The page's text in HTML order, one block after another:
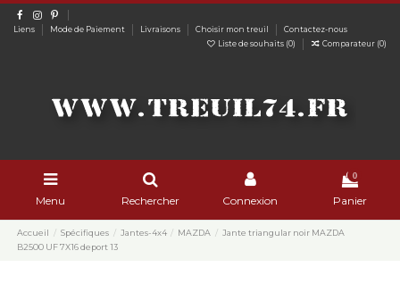
Liens Mode de Paiement Livraisons Choisir mon treuil
Contactez-nous
Liste de souhaits (0) Comparateur (0)
Menu Rechercher Connexion
0
Panier
Accueil Spécifiques Jantes-4x4 MAZDA
Jante triangular noir MAZDA
B2500 UF 7X16 deport 13